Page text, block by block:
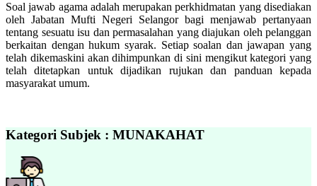
Soal jawab agama adalah merupakan perkhidmatan yang disediakan
oleh Jabatan Mufti Negeri Selangor bagi menjawab pertanyaan
tentang sesuatu isu dan permasalahan yang diajukan oleh pelanggan
berkaitan dengan hukum syarak. Setiap soalan dan jawapan yang
telah dikemaskini akan dihimpunkan di sini mengikut kategori yang
telah ditetapkan untuk dijadikan rujukan dan panduan kepada
masyarakat umum.
Kategori Subjek : MUNAKAHAT